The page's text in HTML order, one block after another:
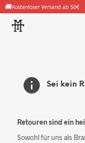
🚚Kostenloser Versand ab 50€
Sei kein
Retouren sind ein
Sowohl für uns als